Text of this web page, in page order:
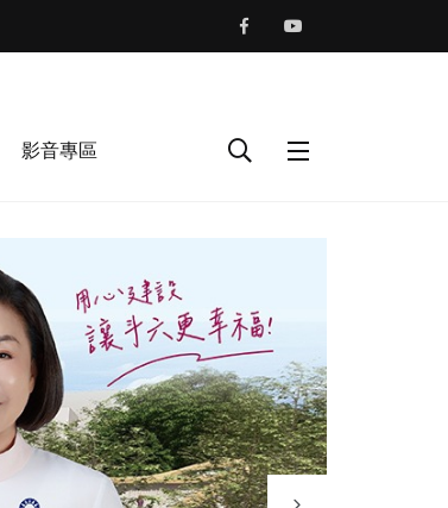
影音專區